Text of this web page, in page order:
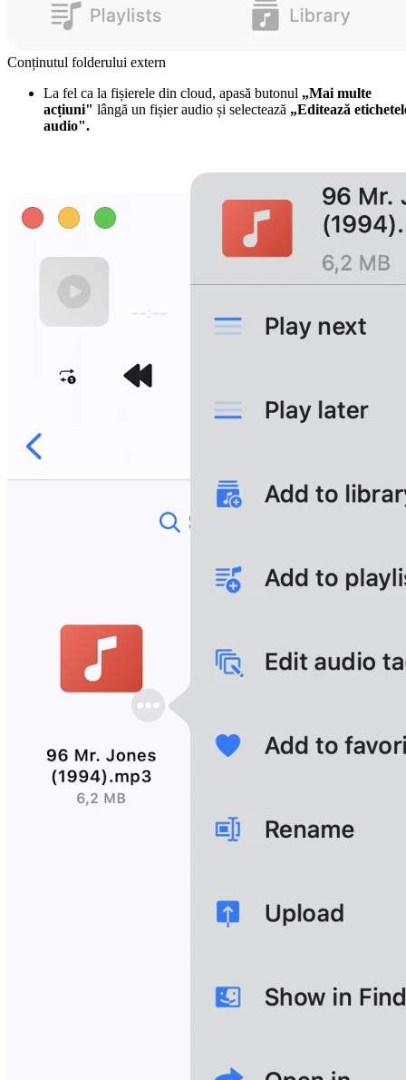
Conținutul folderului extern
La fel ca la fișierele din cloud, apasă butonul „Mai multe
acțiuni" lângă un fișier audio și selectează „Editează
audio".